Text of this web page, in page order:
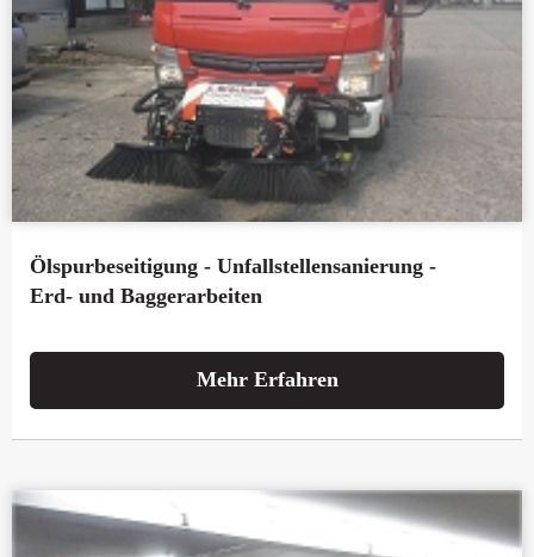
Ölspurbeseitigung - Unfallstellensanierung -
Erd- und Baggerarbeiten
Mehr Erfahren